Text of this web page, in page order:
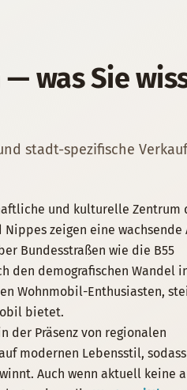
— was Sie
stadt-spezifische
und kulturelle Zentrum
zeigen eine
Bundesstraßen wie die B55
den demografischen Wandel
Wohnmobil-Enthusiasten,
bietet.
der Präsenz von regionalen
modernen Lebensstil,
Auch wenn aktuell keine